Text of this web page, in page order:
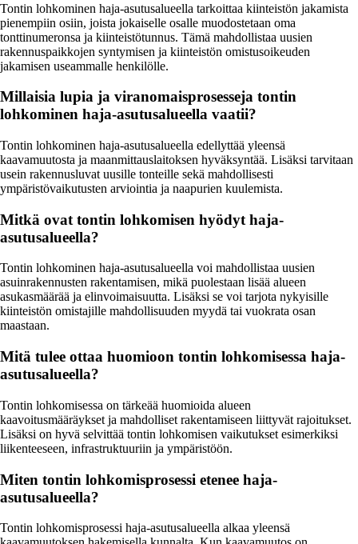
Tontin lohkominen haja-asutusalueella tarkoittaa kiinteistön jakamista
pienempiin osiin, joista jokaiselle osalle muodostetaan oma
tonttinumeronsa ja kiinteistötunnus. Tämä mahdollistaa uusien
rakennuspaikkojen syntymisen ja kiinteistön omistusoikeuden
jakamisen useammalle henkilölle.
Millaisia lupia ja viranomaisprosesseja tontin
lohkominen haja-asutusalueella vaatii?
Tontin lohkominen haja-asutusalueella edellyttää yleensä
kaavamuutosta ja maanmittauslaitoksen hyväksyntää. Lisäksi tarvitaan
usein rakennusluvat uusille tonteille sekä mahdollisesti
ympäristövaikutusten arviointia ja naapurien kuulemista.
Mitkä ovat tontin lohkomisen hyödyt haja-
asutusalueella?
Tontin lohkominen haja-asutusalueella voi mahdollistaa uusien
asuinrakennusten rakentamisen, mikä puolestaan lisää alueen
asukasmäärää ja elinvoimaisuutta. Lisäksi se voi tarjota nykyisille
kiinteistön omistajille mahdollisuuden myydä tai vuokrata osan
maastaan.
Mitä tulee ottaa huomioon tontin lohkomisessa haja-
asutusalueella?
Tontin lohkomisessa on tärkeää huomioida alueen
kaavoitusmääräykset ja mahdolliset rakentamiseen liittyvät rajoitukset.
Lisäksi on hyvä selvittää tontin lohkomisen vaikutukset esimerkiksi
liikenteeseen, infrastruktuuriin ja ympäristöön.
Miten tontin lohkomisprosessi etenee haja-
asutusalueella?
Tontin lohkomisprosessi haja-asutusalueella alkaa yleensä